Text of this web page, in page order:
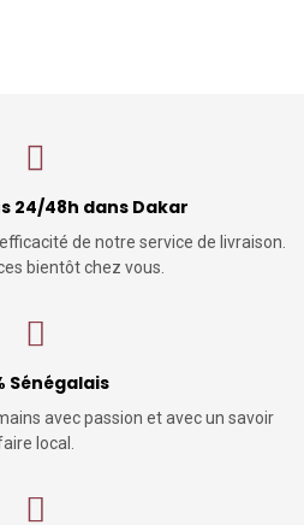
24/48h dans Dakar
de notre service de livraison.
bientôt chez vous.
Sénégalais
avec passion et avec un savoir
local.